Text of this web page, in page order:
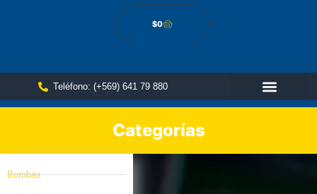
$0
Teléfono: (+569) 641 79 880
Categorías
Bombas